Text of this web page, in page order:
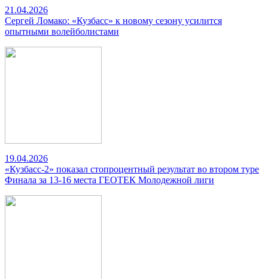
21.04.2026
Сергей Ломако: «Кузбасс» к новому сезону усилится
опытными волейболистами
19.04.2026
«Кузбасс-2» показал стопроцентный результат во втором туре
Финала за 13-16 места ГЕОТЕК Молодежной лиги